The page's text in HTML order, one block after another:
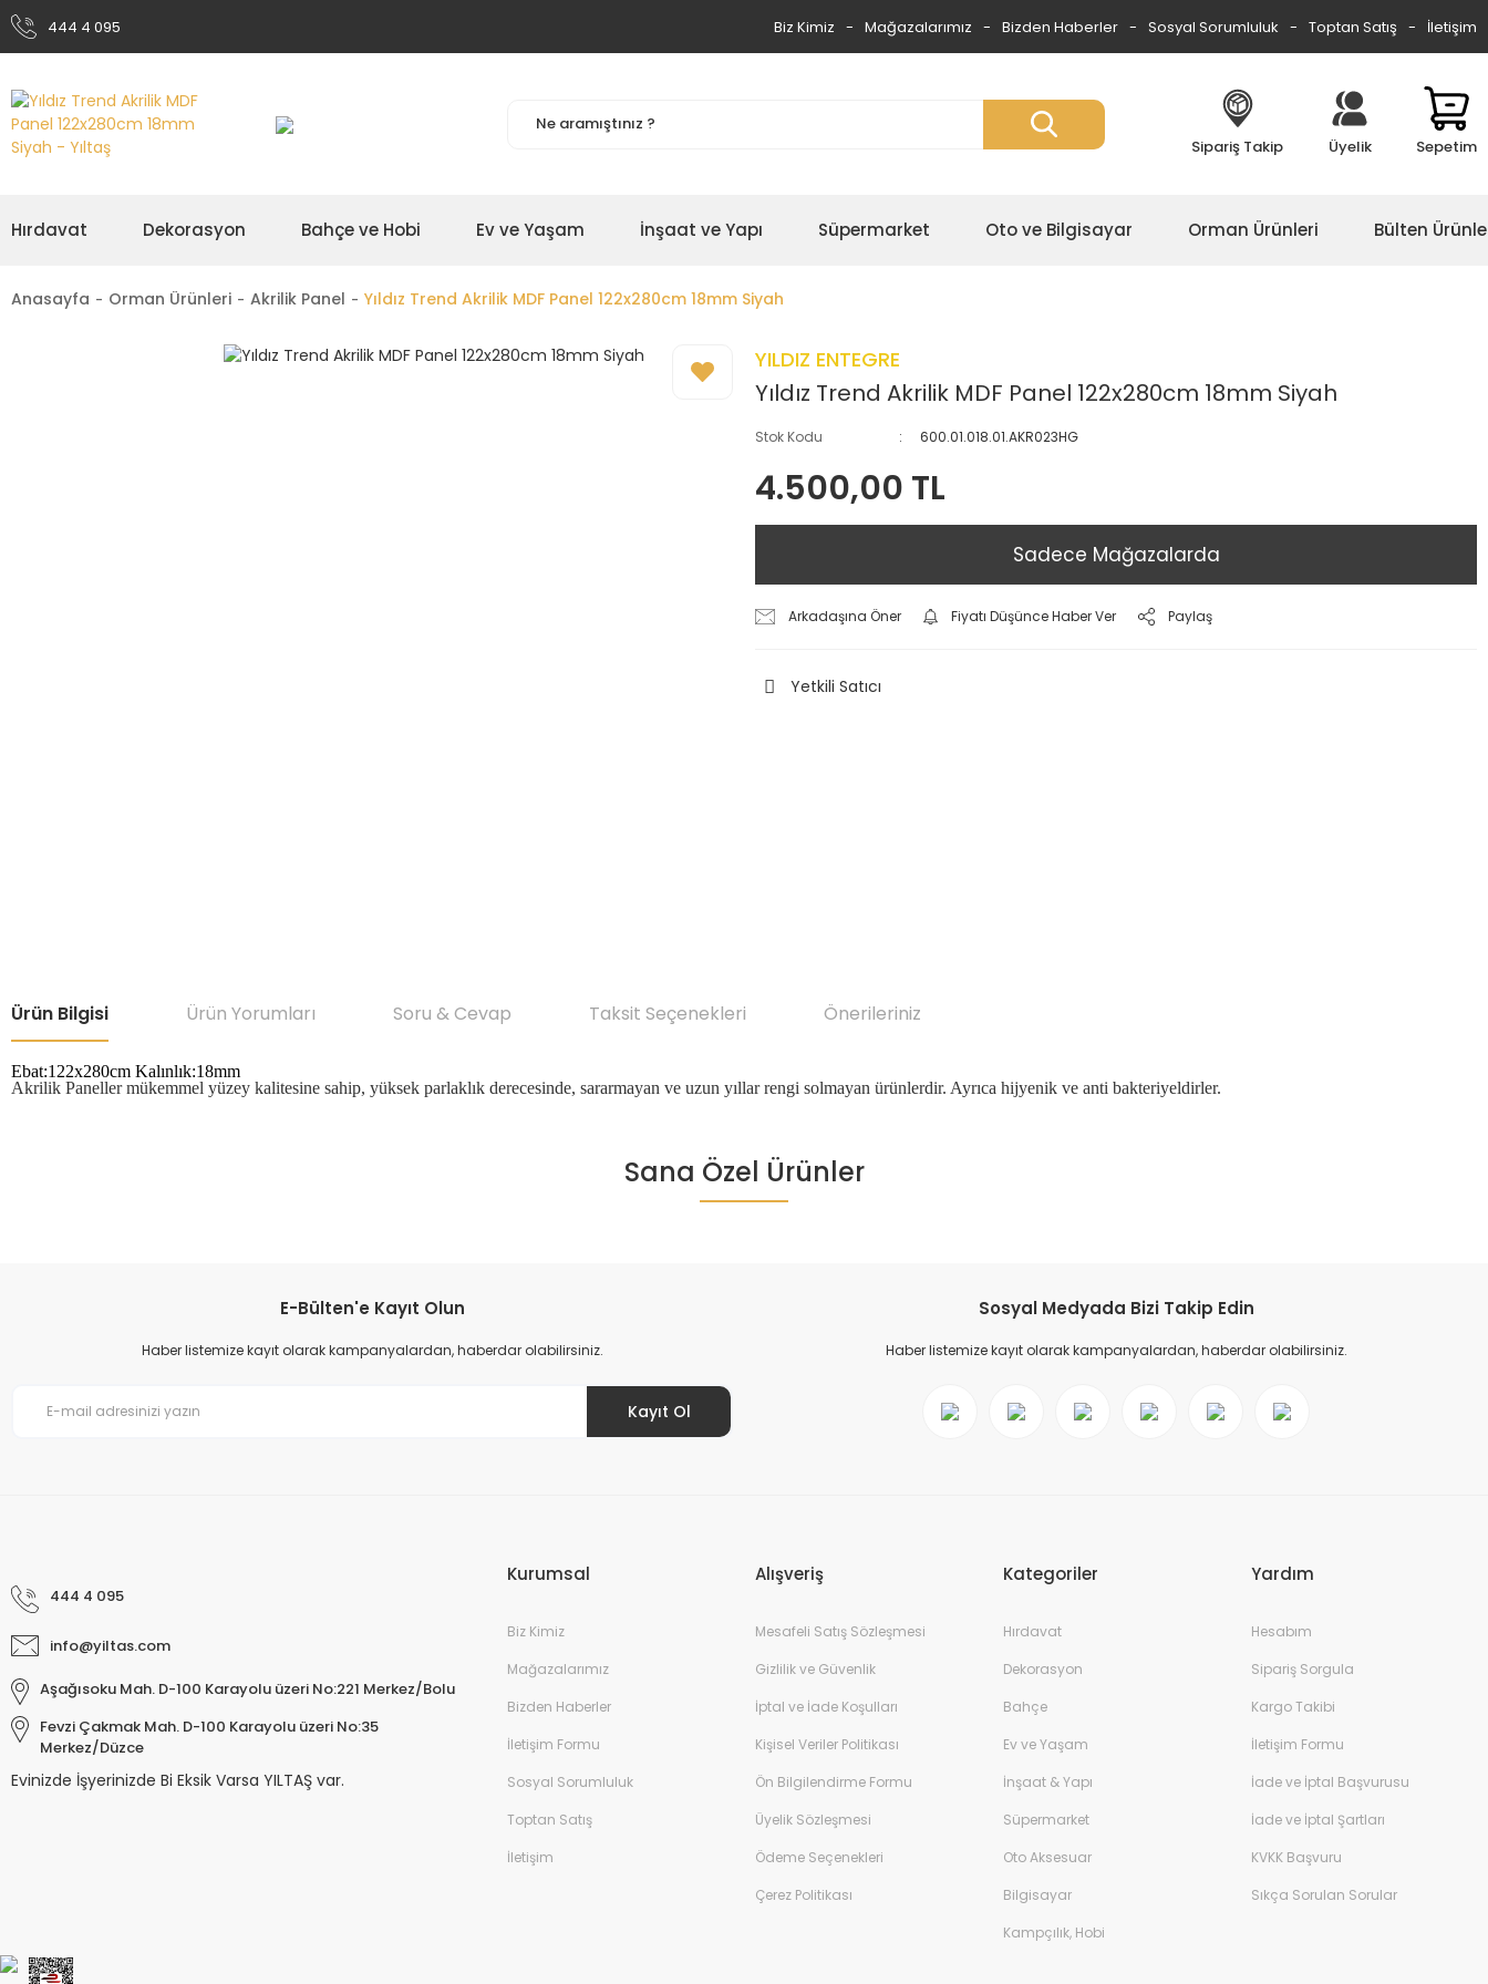
444 4 095 Biz Kimiz Mağazalarımız Bizden Haberler Sosyal Sorumluluk Toptan Satış İletişim
Sipariş Takip Üyelik Sepetim
Hırdavat Dekorasyon Bahçe ve Hobi Ev ve Yaşam İnşaat ve Yapı Süpermarket Oto ve Bilgisayar Orman Ürünleri Bülten
Anasayfa Orman Ürünleri Akrilik Panel Yıldız Trend Akrilik MDF Panel 122x280cm 18mm Siyah
YILDIZ ENTEGRE
Yıldız Trend Akrilik MDF Panel 122x280cm 18mm Siyah
Stok Kodu 600.01.018.01.AKR023HG
4.500,00 TL
Sadece Mağazalarda
Arkadaşına Öner Fiyatı Düşünce Haber Ver Paylaş
Yetkili Satıcı
Ürün Bilgisi Ürün Yorumları Soru & Cevap Taksit Seçenekleri Önerileriniz
Ebat:122x280cm Kalınlık:18mm
Akrilik Paneller mükemmel yüzey kalitesine sahip, yüksek parlaklık derecesinde, sararmayan ve uzun yıllar rengi solmayan ürünlerdir. Ayrıca hijyenik ve anti bakteriyeldirler.
Bu ürüne ilk yorumu siz yapın!
Ürün hakkında henüz soru sorulmamış.
Bu ürünün fiyat bilgisi, resim, ürün açıklamalarında ve diğer konularda yetersiz gördüğünüz noktaları öneri formunu kullanarak tarafımıza iletebilirsiniz.
Bu ürüne benzer farklı alternatifler olmalı.
Sana Özel Ürünler
E-Bülten'e Kayıt Olun
Haber listemize kayıt olarak kampanyalardan, haberdar olabilirsiniz.
Kayıt Ol
Sosyal Medyada Bizi Takip Edin
Haber listemize kayıt olarak kampanyalardan, haberdar olabilirsiniz.
444 4 095
info@yiltas.com
Aşağısoku Mah. D-100 Karayolu üzeri No:221 Merkez/Bolu
Fevzi Çakmak Mah. D-100 Karayolu üzeri No:35
Merkez/Düzce
Evinizde İşyerinizde Bi Eksik Varsa YILTAŞ var.
Kurumsal
Biz Kimiz
Mağazalarımız
Bizden Haberler
İletişim Formu
Sosyal Sorumluluk
Toptan Satış
İletişim
Alışveriş
Mesafeli Satış Sözleşmesi
Gizlilik ve Güvenlik
İptal ve İade Koşulları
Kişisel Veriler Politikası
Ön Bilgilendirme Formu
Üyelik Sözleşmesi
Ödeme Seçenekleri
Çerez Politikası
Kategoriler
Hırdavat
Dekorasyon
Bahçe
Ev ve Yaşam
İnşaat & Yapı
Süpermarket
Oto Aksesuar
Bilgisayar
Kampçılık, Hobi
Yardım
Hesabım
Sipariş Sorgula
Kargo Takibi
İletişim Formu
İade ve İptal Başvurusu
İade ve İptal Şartları
KVKK Başvuru
Sıkça Sorulan Sorular